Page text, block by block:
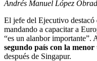
Andrés Manuel López
El jefe del Ejecutivo destacó
mandando a capacitar a
“es un alanbor importante”.
segundo país con la menor
después de Singapur.